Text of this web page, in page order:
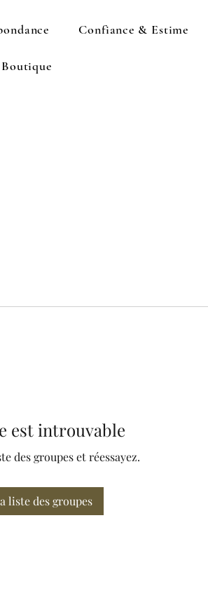
Confiance & Estime
Boutique
est introuvable
des groupes et réessayez.
liste des groupes